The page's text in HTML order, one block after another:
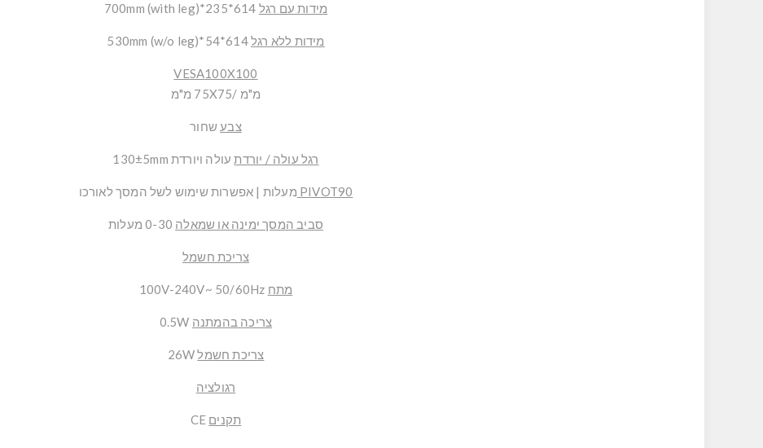
מידות עם רגל 614*235*700mm (with leg)
מידות ללא רגל614*54*530mm (w/o leg)
VESA100X100
מ"מ /75X75 מ"מ
צבעשחור
רגל עולה / יורדת עולה ויורדת 130±5mm
PIVOT90 מעלות | אפשרות שימוש לשל המסך לאורכו
סביב המסך ימינה או שמאלה 0-30 מעלות
צריכת חשמל
מתח 100V-240V~ 50/60Hz
צריכה בהמתנה 0.5W
צריכת חשמל26W
רגולציה
תקנים CE